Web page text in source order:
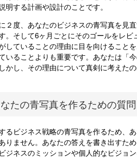
明する計画や設計のことです。
２度、あなたのビジネスの青写真を見
。そして6ヶ月ごとにそのゴールをレ
していることの理由に目を向けることを
いることよりも重要です。あなたは「
かし、その理由について真剣に考えた
たの青写真を作るための質問
るビジネス戦略の青写真を作るため、
りません。あなたの答えを書き出すた
ビジネスのミッションや個人的なビジョン